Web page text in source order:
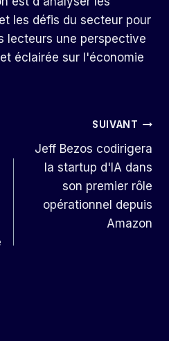
les défis du secteur pour
lecteurs une perspective
éclairée sur l'économie
SUIVANT
Jeff Bezos codirigera
la startup d'IA dans
son premier rôle
opérationnel depuis
Amazon